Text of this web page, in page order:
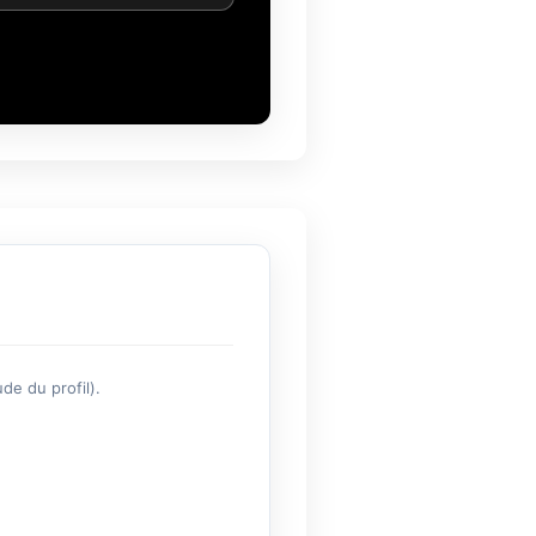
du profil).